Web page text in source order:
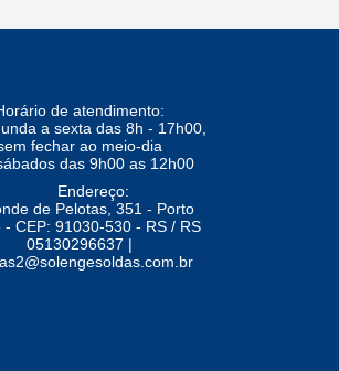
de atendimento:
a sexta das 8h - 17h00,
fechar ao meio-dia
das 9h00 as 12h00
Endereço:
de Pelotas, 351 - Porto
- CEP: 91030-530 - RS / RS
05130296637 |